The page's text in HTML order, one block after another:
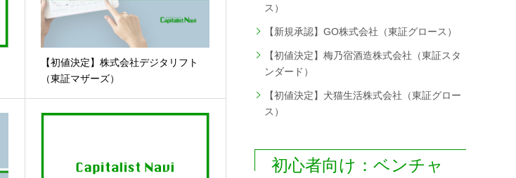
【初値決定】株式会社デジタリフト
（東証マザーズ）
ス）
【新規承認】GO株式会社（東証グロース）
【初値決定】梅乃宿酒造株式会社（東証スタ
ンダード）
【初値決定】犬猫生活株式会社（東証グロー
ス）
初心者向け：ベンチャ